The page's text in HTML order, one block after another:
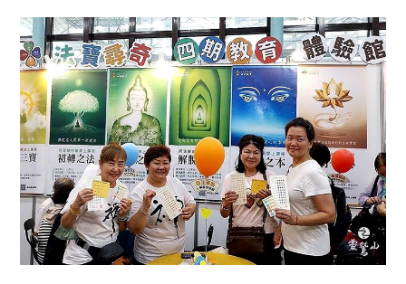
學習分享